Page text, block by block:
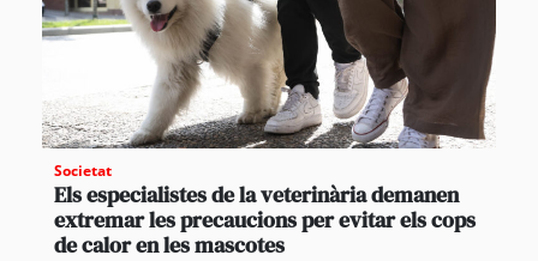
Societat
Els especialistes de la veterinària demanen
extremar les precaucions per evitar els cops
de calor en les mascotes